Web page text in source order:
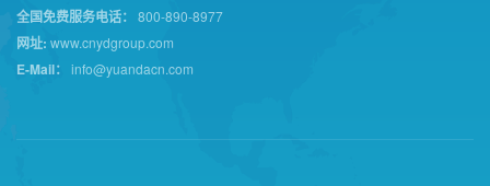
全国免费服务电话： 800-890-8977
网址: www.cnydgroup.com
E-Mail： info@yuandacn.com